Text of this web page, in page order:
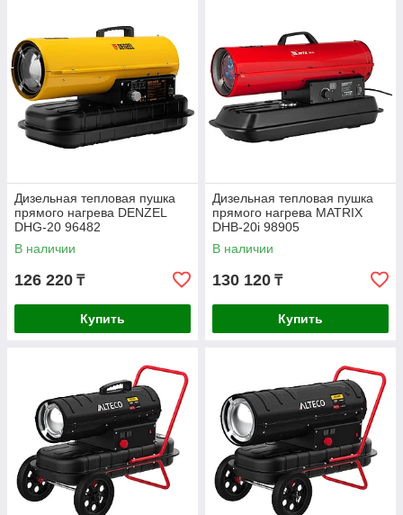
Дизельная тепловая пушка
прямого нагрева DENZEL
DHG-20 96482
В наличии
126 220 ₸
Купить
Дизельная тепловая пушка
прямого нагрева MATRIX
DHB-20i 98905
В наличии
130 120 ₸
Купить